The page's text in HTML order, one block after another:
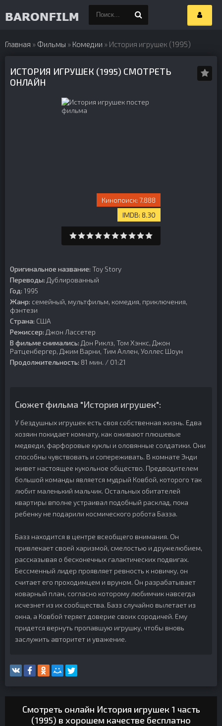
Главная » Фильмы » Комедии » История игрушек (1995)
ИСТОРИЯ ИГРУШЕК (1995) СМОТРЕТЬ
ОНЛАЙН
7.888
8.30
Оригинальное название: Toy Story
Переводы: Дублированный
Год: 1995
Жанр: семейный, мультфильм, комедия, приключения,
фэнтези
Страна: США
Режиссер: Джон Лассетер
В фильме снимались: Дон Риклз, Том Хэнкс, Джон
Ратценбергер, Джим Варни, Тим Аллен, Уоллес Шоун
Продолжительность: 81 мин. / 01:21
Сюжет фильма "История игрушек":
У бездушных игрушек есть своя собственная жизнь. Едва
хозяин покидает комнату, как оживают плюшевые
медведи, фарфоровые куклы и оловянные солдатики. Они
способны чувствовать и сопереживать. В комнате Энди
живет настоящее кукольное общество. Предводителем
большой команды является мудрый Ковбой, которого так
любит маленький мальчик. Остальных обитателей
квартиры вполне устраивал подобный расклад, пока
ребенку не подарили космического робота Базза.
Базз находится в центре всеобщего внимания. Он
привлекает своей харизмой, смелостью и дружелюбием,
рассказывая о бесконечных галактических подвигах.
Бессменный лидер проявляет ревность к новичку, он
считает его проходимцем и вруном. Он разрабатывает
коварный план, согласно которому любимчик навсегда
исчезнет из их сообщества. Базз случайно вылетает из
окна, а Ковбой теряет доверие своих сородичей. Ему
придется вернуть пропавшую игрушку, чтобы вновь
заслужить авторитет и уважение.
Смотреть онлайн История игрушек 1 часть
(1995) в хорошем качестве бесплатно